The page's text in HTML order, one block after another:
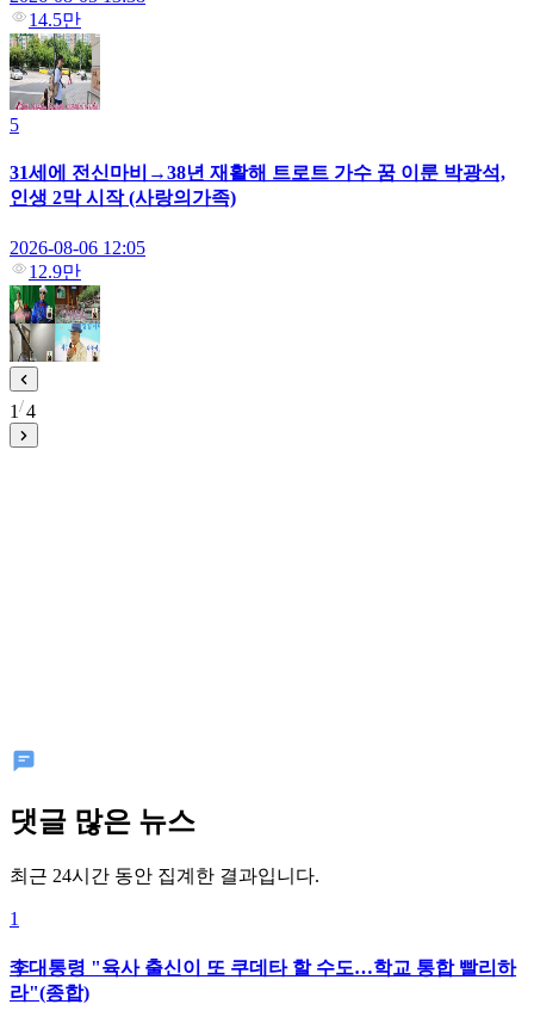
14.5만
5
31세에 전신마비→38년 재활해 트로트 가수 꿈 이룬 박광석,
인생 2막 시작 (사랑의가족)
2026-08-06 12:05
12.9만
1 4
댓글 많은 뉴스
최근 24시간 동안 집계한 결과입니다.
1
李대통령 "육사 출신이 또 쿠데타 할 수도…학교 통합 빨리하
라"(종합)